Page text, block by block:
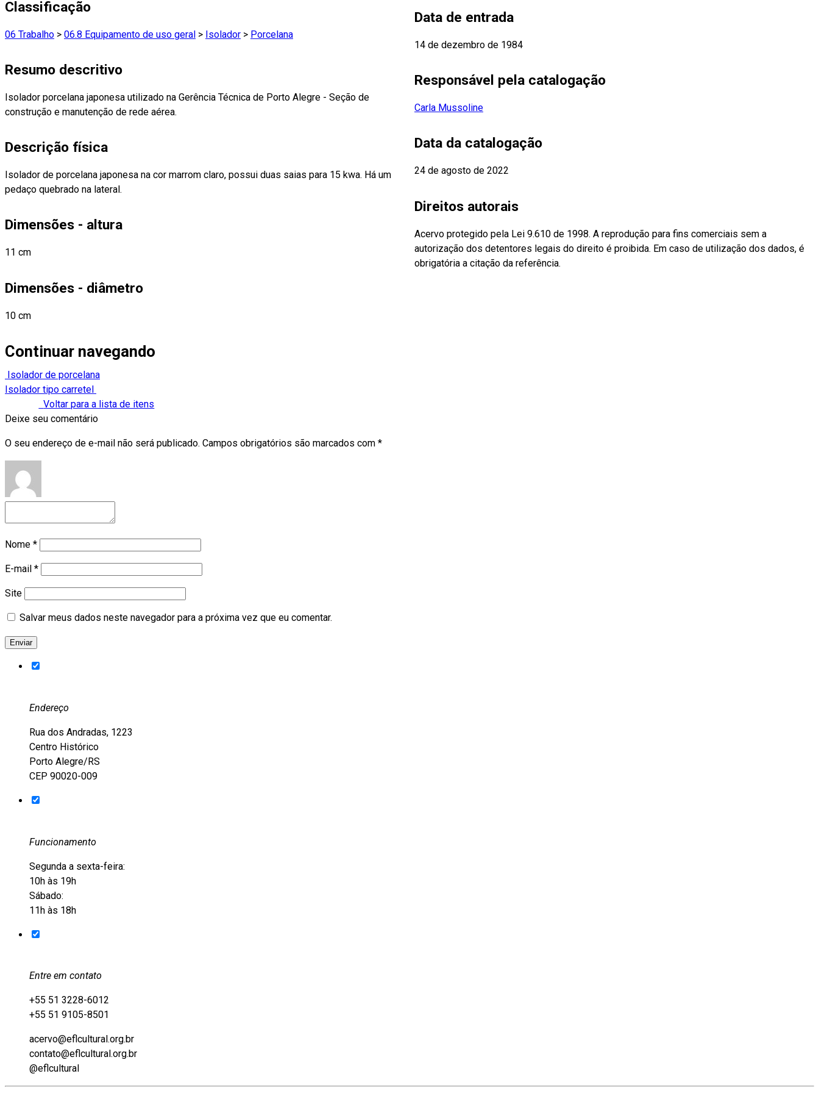
Classificação
06 Trabalho > 06.8 Equipamento de uso geral > Isolador > Porcelana
Resumo descritivo
Isolador porcelana japonesa utilizado na Gerência Técnica de Porto Alegre - Seção de
construção e manutenção de rede aérea.
Descrição física
Isolador de porcelana japonesa na cor marrom claro, possui duas saias para 15 kwa. Há um
pedaço quebrado na lateral.
Dimensões - altura
11 cm
Dimensões - diâmetro
10 cm
Data de entrada
14 de dezembro de 1984
Responsável pela catalogação
Carla Mussoline
Data da catalogação
24 de agosto de 2022
Direitos autorais
Acervo protegido pela Lei 9.610 de 1998. A reprodução para fins comerciais sem a
autorização dos detentores legais do direito é proibida. Em caso de utilização dos dados, é
obrigatória a citação da referência.
Continuar navegando
Isolador de porcelana
Isolador tipo carretel
Voltar para a lista de itens
Deixe seu comentário
O seu endereço de e-mail não será publicado. Campos obrigatórios são marcados com *
Nome *
E-mail *
Site
Salvar meus dados neste navegador para a próxima vez que eu comentar.
Endereço
Rua dos Andradas, 1223
Centro Histórico
Porto Alegre/RS
CEP 90020-009
Funcionamento
Segunda a sexta-feira:
10h às 19h
Sábado:
11h às 18h
Entre em contato
+55 51 3228-6012
+55 51 9105-8501
acervo@eflcultural.org.br
contato@eflcultural.org.br
@eflcultural